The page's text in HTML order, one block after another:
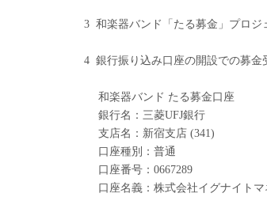
3 和楽器バンド「たる募金」プロジ
4 銀行振り込み口座の開設での募金
和楽器バンド たる募金口座
銀行名：三菱UFJ銀行
支店名：新宿支店 (341)
口座種別：普通
口座番号：0667289
口座名義：株式会社イグナイトマ